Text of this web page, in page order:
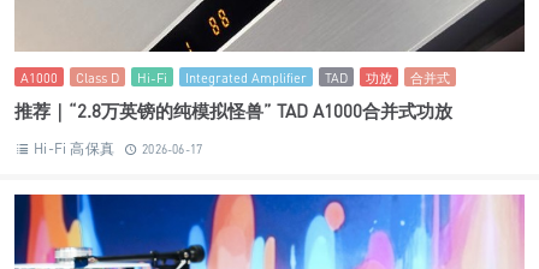
A1000 Class D Hi-Fi Integrated Amplifier TAD 功放 合并式
推荐｜“2.8万英镑的纯模拟怪兽” TAD A1000合并式功放
Hi-Fi 高保真 2026-06-17